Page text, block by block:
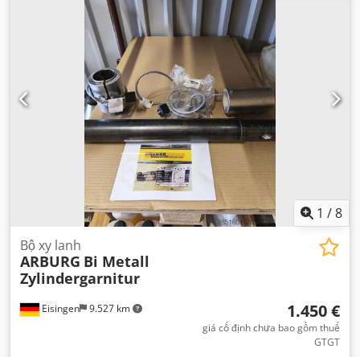
1 /8
Eisingen 9.527 km
Bộ xy lanh
ARBURG Bi Metall
Zylindergarnitur
1.450 €
giá cố định chưa bao gồm thuế
GTGT